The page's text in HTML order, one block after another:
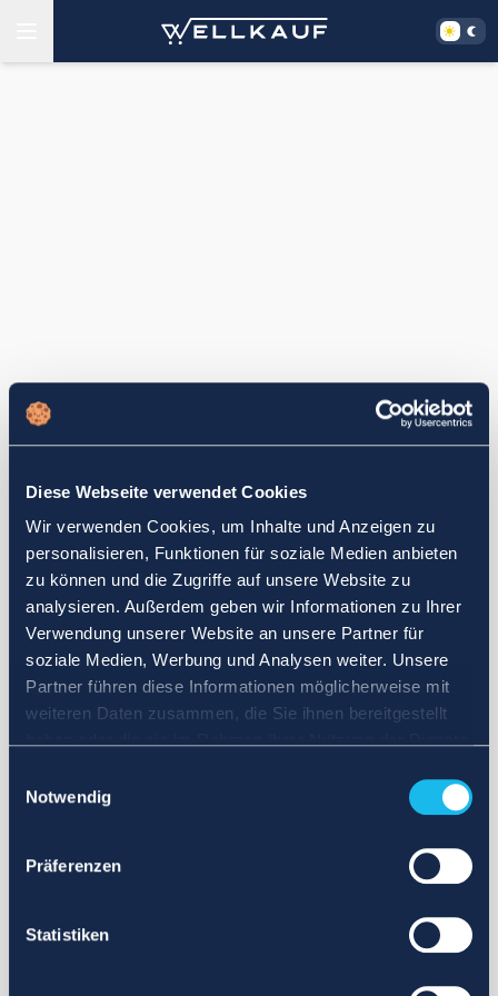
Diese Webseite verwendet Cookies
Wir verwenden Cookies, um Inhalte und Anzeigen zu
personalisieren, Funktionen für soziale Medien anbieten
zu können und die Zugriffe auf unsere Website zu
analysieren. Außerdem geben wir Informationen zu Ihrer
Verwendung unserer Website an unsere Partner für
soziale Medien, Werbung und Analysen weiter. Unsere
Partner führen diese Informationen möglicherweise mit
weiteren Daten zusammen, die Sie ihnen bereitgestellt
Notwendig
Präferenzen
Statistiken